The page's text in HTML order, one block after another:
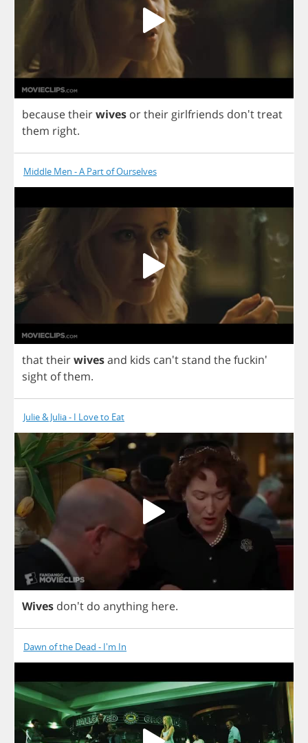
becausetheirwives ortheir girlfriends don'ttreat
them right.
Middle Men - A Part of Ourselves
thattheirwivesand kids can't stand thefuckin'
sight ofthem.
Julie & Julia - I Love to Eat
Wives don't do anything here.
Dawn of the Dead - I'm In